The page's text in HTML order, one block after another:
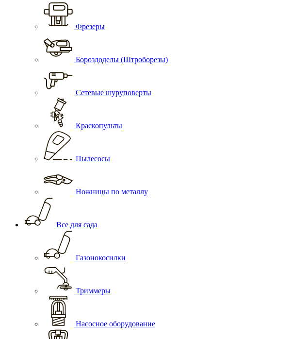
Фрезеры
Бороздоделы (Штроборезы)
Сетевые шуруповерты
Краскопульты
Пылесосы
Ножницы по металлу
Все для сада
Газонокосилки
Триммеры
Насосное оборудование